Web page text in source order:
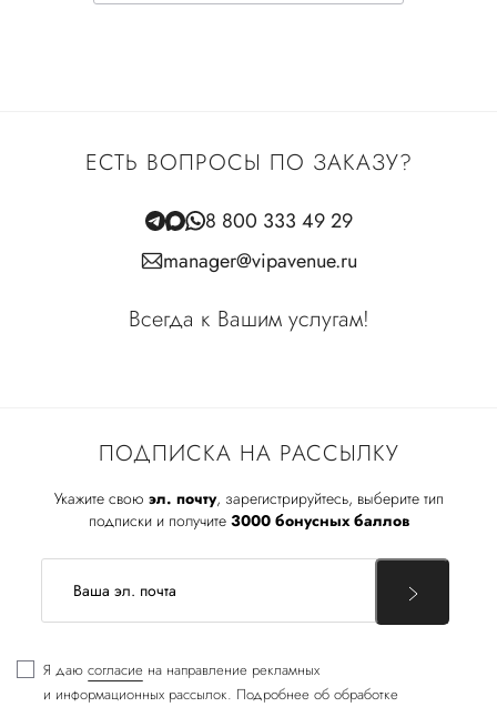
ПОДПИСКА НА РАССЫЛКУ
Укажите свою эл. почту, зарегистрируйтесь, выберите тип
подписки и получите 3000 бонусных баллов
Я даю согласие на направление рекламных
и информационных рассылок. Подробнее об обработке
ЕСТЬ ВОПРОСЫ ПО ЗАКАЗУ?
8 800 333 49 29
manager@vipavenue.ru
Всегда к Вашим услугам!